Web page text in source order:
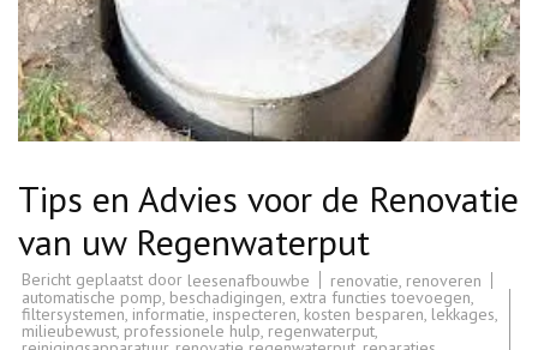
Tips en Advies voor de Renovatie
van uw Regenwaterput
Bericht geplaatst door leesenafbouwbe renovatie, renoveren
automatische pomp, beschadigingen, extra functies toevoegen,
filtersystemen, informatie, inspecteren, kosten besparen, lekkages,
milieubewust, professionele hulp, regenwaterput,